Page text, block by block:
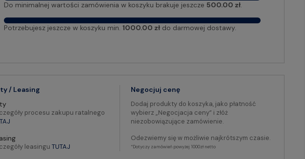
Do minimalnej wartości zamówienia w koszyku brakuje jeszcze 500.00 zł.
Potrzebujesz jeszcze w koszyku min. 1000.00 złdo darmowej dostawy.
/ Leasing
procesu zakupu ratalnego
leasinguTUTAJ
Negocjuj cenę
Dodaj produkty do koszyka, jako płatność
wybierz „Negocjacja ceny” i złóż
niezobowiązujące zamówienie.
Odezwiemy się w możliwie najkrótszym czasie.
*Dotyczy zamówień powyżej 1000zł netto